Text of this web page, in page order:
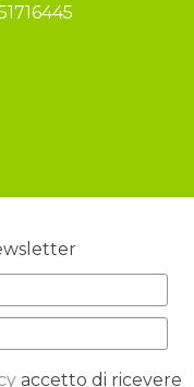
accetto di ricevere